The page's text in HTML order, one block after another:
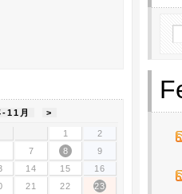
11月 >
1
2
7 8
9
14 15
16
21 22
23